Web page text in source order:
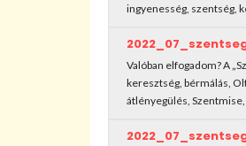
ingyenesség, szentség,
Valóban elfogadom? A
keresztség, bérmálás,
átlényegülés,